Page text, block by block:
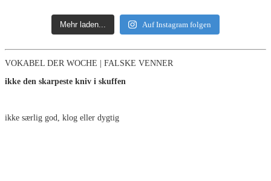
Mehr laden... Auf Instagram folgen
VOKABEL DER WOCHE | FALSKE VENNER
ikke den skarpeste kniv i skuffen
ikke særlig god, klog eller dygtig